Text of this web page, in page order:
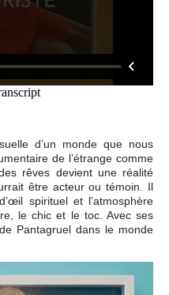
d’un monde que nous
de l’étrange comme
rêves devient une réalité
être acteur ou témoin. Il
spirituel et l’atmosphère
le chic et le toc. Avec ses
Pantagruel dans le monde